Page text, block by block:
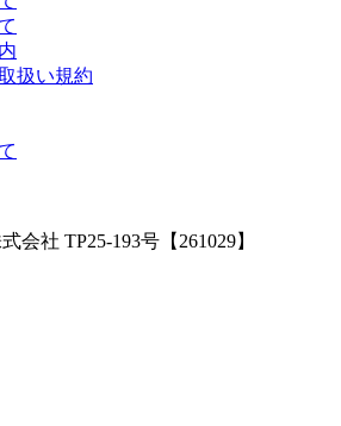
扱い規約
会社 TP25-193号【261029】